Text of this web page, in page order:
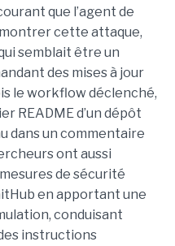
que l’agent de
cette attaque,
semblait être un
des mises à jour
le workflow déclenché,
README d’un dépôt
dans un commentaire
ont aussi
de sécurité
en apportant une
conduisant
instructions